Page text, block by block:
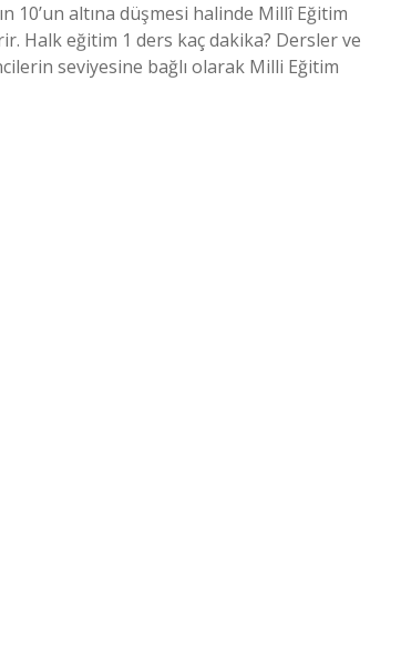
10’un altına düşmesi halinde Millî Eğitim
Halk eğitim 1 ders kaç dakika? Dersler ve
seviyesine bağlı olarak Milli Eğitim